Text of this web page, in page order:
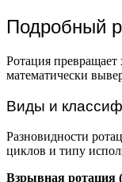
Подробный
Ротация
математически
Виды и
Разновидности
циклов и типу
Взрывная ротация